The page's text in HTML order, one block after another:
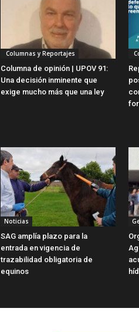
Columnas y Reportajes
Columna de opinión | UPOV 91:
Una decisión inminente que
exige mucho más que una ley
Noticias
SAG amplía plazo para la
entrada en vigencia de
trazabilidad obligatoria de
equinos